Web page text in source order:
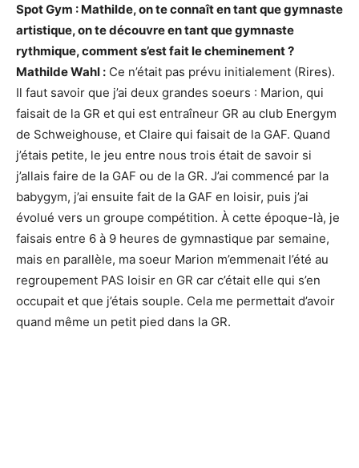
Spot Gym : Mathilde, on te connaît en tant que gymnaste
artistique, on te découvre en tant que gymnaste
rythmique, comment s’est fait le cheminement ?
Mathilde Wahl : Ce n’était pas prévu initialement (Rires).
Il faut savoir que j’ai deux grandes soeurs : Marion, qui
faisait de la GR et qui est entraîneur GR au club Energym
de Schweighouse, et Claire qui faisait de la GAF. Quand
j’étais petite, le jeu entre nous trois était de savoir si
j’allais faire de la GAF ou de la GR. J’ai commencé par la
babygym, j’ai ensuite fait de la GAF en loisir, puis j’ai
évolué vers un groupe compétition. À cette époque-là, je
faisais entre 6 à 9 heures de gymnastique par semaine,
mais en parallèle, ma soeur Marion m’emmenait l’été au
regroupement PAS loisir en GR car c’était elle qui s’en
occupait et que j’étais souple. Cela me permettait d’avoir
quand même un petit pied dans la GR.